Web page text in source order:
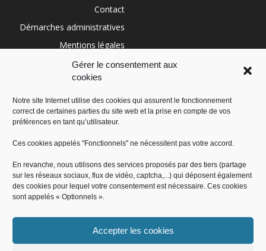
Gérer le consentement aux
cookies
Notre site Internet utilise des cookies qui assurent le fonctionnement
correct de certaines parties du site web et la prise en compte de vos
préférences en tant qu’utilisateur.
Ces cookies appelés "Fonctionnels" ne nécessitent pas votre accord.
En revanche, nous utilisons des services proposés par des tiers (partage
sur les réseaux sociaux, flux de vidéo, captcha,...) qui déposent également
des cookies pour lequel votre consentement est nécessaire. Ces cookies
sont appelés « Optionnels ».
Accepter les cookies
Contact
Démarches administratives
Mentions légales
Conditions générales
Politique de cookies (UE)
RÉGION SUD